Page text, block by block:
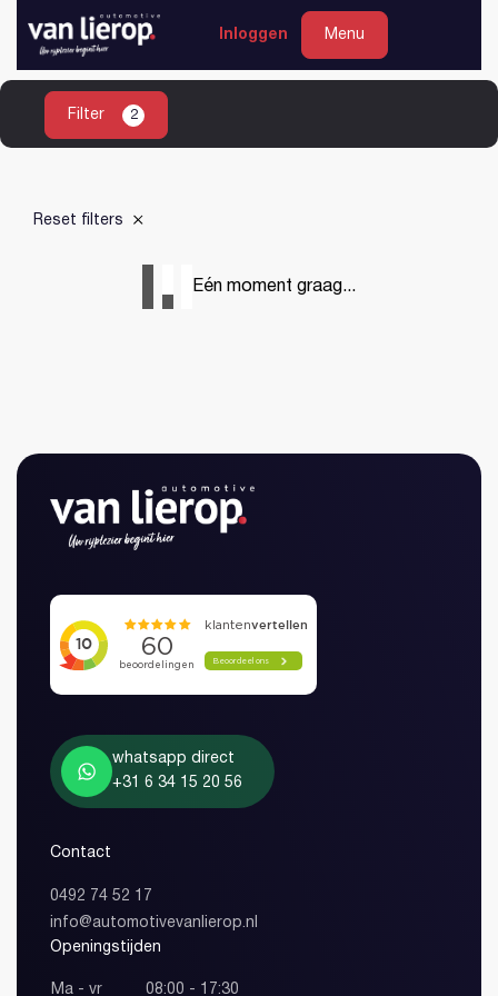
Heeft u geen account? Registreren
Heeft u al een account?
Wachtwoord vergeten?
Inloggen Menu
Home
Werkplaats
Filter 2
Reset filters
Eén moment graag...
whatsapp direct
+31 6 34 15 20 56
Contact
0492 74 52 17
info@automotivevanlierop.nl
Openingstijden
Ma - vr 08:00 - 17:30